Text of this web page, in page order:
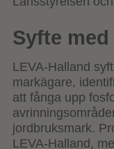
Syfte
LEVA-Halland
markägare,
att fånga upp
jordbruksmark.
LEVA-Halland,